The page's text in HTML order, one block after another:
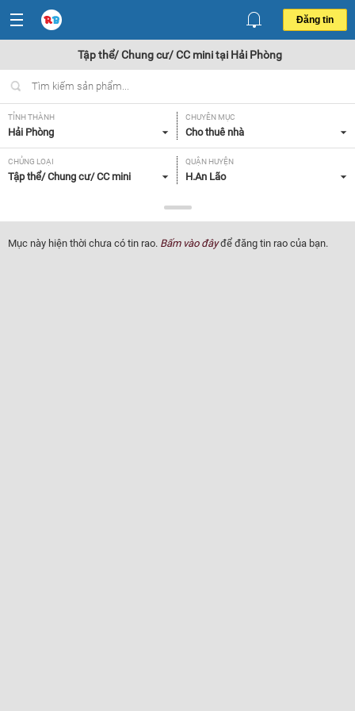
Đăng tin
Tập thể/ Chung cư/ CC mini tại Hải Phòng
TỈNH THÀNH
Hải Phòng
CHUYÊN MỤC
Cho thuê nhà
CHỦNG LOẠI
Tập thể/ Chung cư/ CC mini
QUẬN HUYỆN
H.An Lão
Tất cả
DIỆN TÍCH
Tất cả
SỐ PHÒNG NGỦ TIỆN ÍCH
Mục này hiện thời chưa có tin rao. Bấm vào đâyđể đăng tin rao của bạn.